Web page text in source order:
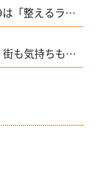
「整えるラン
芯のあるトマ
も気持ちも、
。